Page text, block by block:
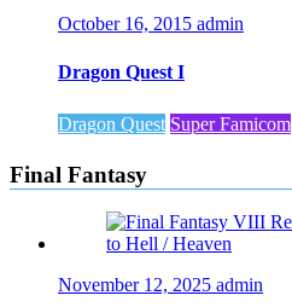
October 16, 2015 admin
Dragon Quest I
Dragon Quest Super Famicom
Final Fantasy
November 12, 2025 admin